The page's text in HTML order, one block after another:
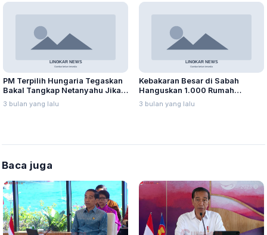
PM Terpilih Hungaria Tegaskan
Bakal Tangkap Netanyahu Jika
Masuk Wilayahnya
3 bulan yang lalu
Kebakaran Besar di Sabah
Hanguskan 1.000 Rumah
Panggung, Ribuan Warga
Mengungsi
3 bulan yang lalu
Baca juga